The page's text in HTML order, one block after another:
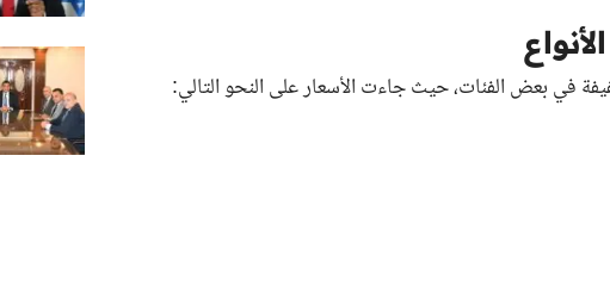
في بعض الفئات، حيث جاءت الأسعار على النحو التالي: